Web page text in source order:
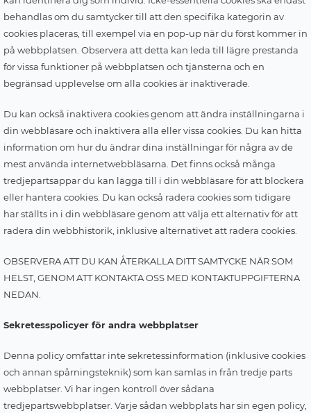
behandlas om du samtycker till att den specifika kategorin av
cookies placeras, till exempel via en pop-up när du först kommer in
på webbplatsen. Observera att detta kan leda till lägre prestanda
för vissa funktioner på webbplatsen och tjänsterna och en
begränsad upplevelse om alla cookies är inaktiverade.
Du kan också inaktivera cookies genom att ändra inställningarna i
din webbläsare och inaktivera alla eller vissa cookies. Du kan hitta
information om hur du ändrar dina inställningar för några av de
mest använda internetwebbläsarna. Det finns också många
tredjepartsappar du kan lägga till i din webbläsare för att blockera
eller hantera cookies. Du kan också radera cookies som tidigare
har ställts in i din webbläsare genom att välja ett alternativ för att
radera din webbhistorik, inklusive alternativet att radera cookies.
OBSERVERA ATT DU KAN ÅTERKALLA DITT SAMTYCKE NÄR SOM
HELST, GENOM ATT KONTAKTA OSS MED KONTAKTUPPGIFTERNA
NEDAN.
Sekretesspolicyer för andra webbplatser
Denna policy omfattar inte sekretessinformation (inklusive cookies
och annan spårningsteknik) som kan samlas in från tredje parts
webbplatser. Vi har ingen kontroll över sådana
tredjepartswebbplatser. Varje sådan webbplats har sin egen policy,